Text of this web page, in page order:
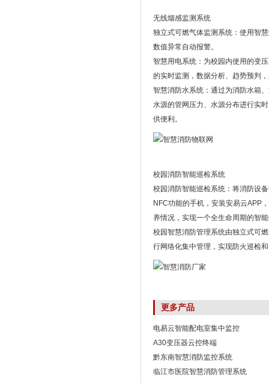
无线烟感监测系统
独立式可燃气体监测系统：使用智
数值异常自动报警。
智慧用电系统：为校园内使用的变
的实时监测，数据分析、趋势预判
智慧消防水系统：通过为消防水箱
水源的管网压力、水源分布进行实
供便利。
校园消防智能巡检系统
校园消防智能巡检系统：将消防设
NFC功能的手机，安装安易云APP
养情况，实现一个全生命周期的智
校园智慧消防管理系统由独立式可
行网络化集中管理，实现防火巡检
更多产品
电易云智能配电室集中监控
A30变压器云控终端
黔东南智慧消防监控系统
临江市医院智慧消防管理系统